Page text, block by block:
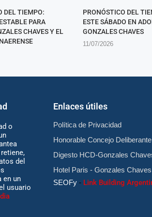
DEL TIEMPO:
PARA
CHAVES Y EL
PRONÓSTICO DEL
ESTE SÁBADO EN
GONZALES CHAVES
11/07/2026
o
del
en un
usuario
Enlaces útiles
Política de Privacidad
Honorable Concejo Deliberante
Digesto HCD-Gonzales
Hotel Paris - Gonzales Chaves
SEOFy- Link Building